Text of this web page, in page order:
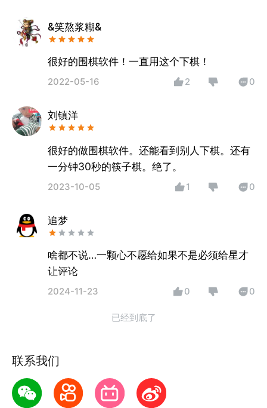
&笑熬浆糊&
很好的围棋软件！一直用这个下棋！
2022-05-16 2 0
刘镇洋
很好的做围棋软件。还能看到别人下棋。还有
一分钟30秒的筷子棋。绝了。
2023-10-05 1 0
追梦
啥都不说…一颗心不愿给如果不是必须给星才
让评论
2024-11-23 0 0
已经到底了
联系我们